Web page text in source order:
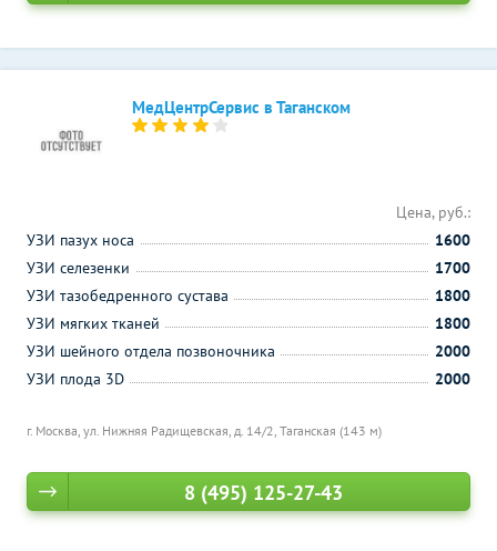
МедЦентрСервис в Таганском
г. Москва, ул. Нижняя Радищевская, д. 14/2, Таганская (143 м)
Цена, руб.:
УЗИ пазух носа
1600
УЗИ селезенки
1700
УЗИ тазобедренного сустава
1800
УЗИ мягких тканей
1800
УЗИ шейного отдела позвоночника
2000
УЗИ плода 3D
2000
8 (495) 125-27-43